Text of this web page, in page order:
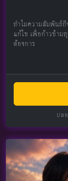
ทำไมความสัมพันธ์
แก้ไข เพื่อก้าวข้าม
ต้องการ
ปล